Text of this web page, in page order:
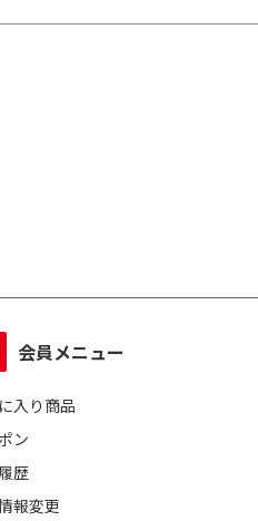
会員メニュー
入り商品
ン
歴
報変更